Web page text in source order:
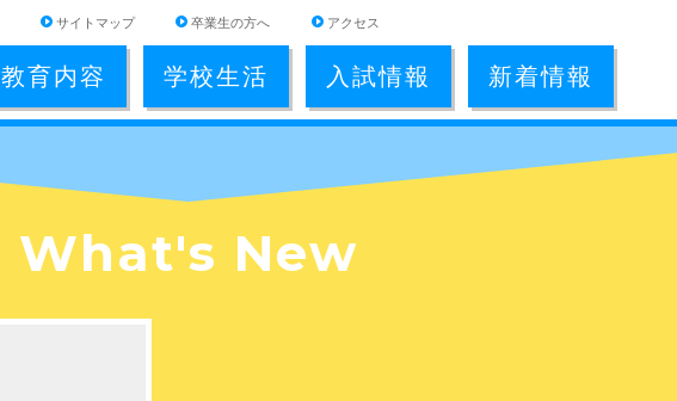
サイトマップ 卒業生の方へ
アクセス
教育内容 学校生活 入試情報 新着情報
What's New